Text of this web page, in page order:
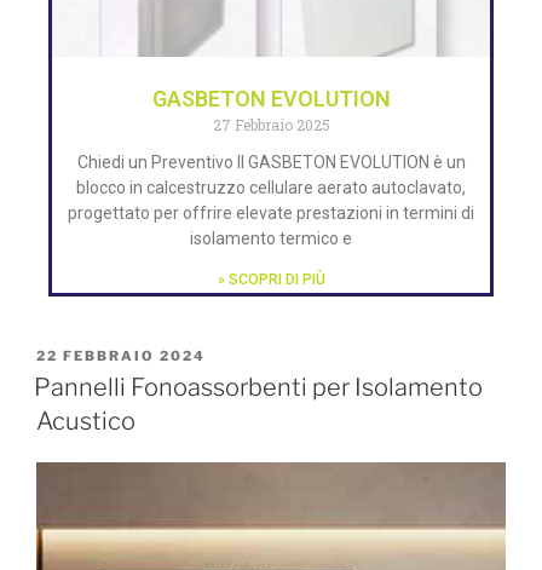
GASBETON EVOLUTION
27 Febbraio 2025
Chiedi un Preventivo Il GASBETON EVOLUTION è un
blocco in calcestruzzo cellulare aerato autoclavato,
progettato per offrire elevate prestazioni in termini di
isolamento termico e
» SCOPRI DI PIÙ
22 FEBBRAIO 2024
Pannelli Fonoassorbenti per Isolamento
Acustico